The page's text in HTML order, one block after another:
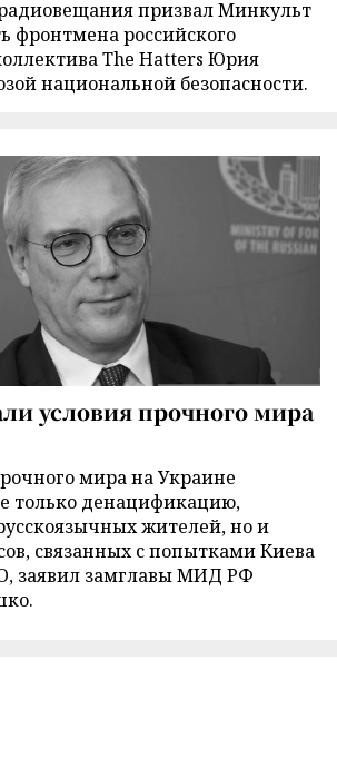
призвал Минкульт
фронтмена российского
The Hatters Юрия
национальной безопасности.
условия прочного мира
мира на Украине
только денацификацию,
жителей, но и
связанных с попытками Киева
заявил замглавы МИД РФ